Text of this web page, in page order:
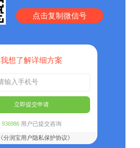
点击复制微信号
我想了解详细方案
立即提交申请
936986用户已提交咨询
《分润宝用户隐私保护协议》